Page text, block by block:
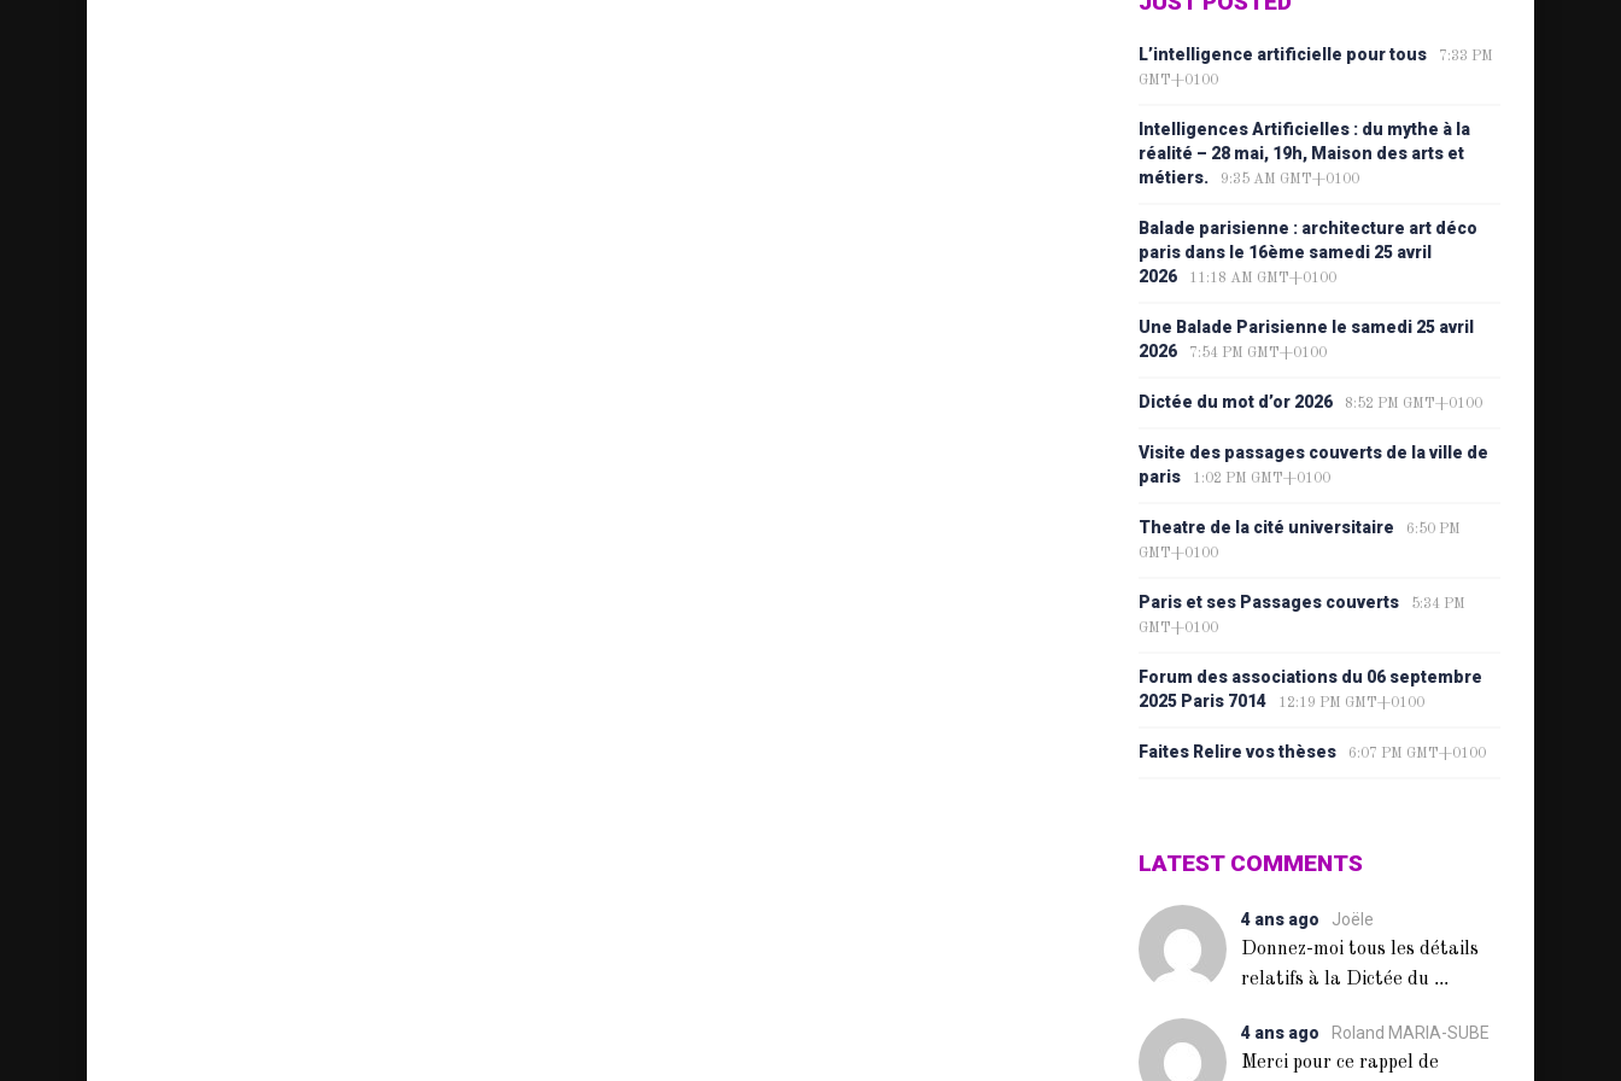
L’intelligence artificielle pour tous
7:33 PM
GMT+0100
Intelligences Artificielles : du mythe à la
réalité – 28 mai, 19h, Maison des arts et
métiers.
9:35 AM GMT+0100
Balade parisienne : architecture art déco
paris dans le 16ème samedi 25 avril
2026
11:18 AM GMT+0100
Une Balade Parisienne le samedi 25 avril
2026
7:54 PM GMT+0100
Dictée du mot d’or 2026 8:52 PM GMT+0100
Visite des passages couverts de la ville de
paris
1:02 PM GMT+0100
Theatre de la cité universitaire
6:50 PM
GMT+0100
Paris et ses Passages couverts
5:34 PM
GMT+0100
Forum des associations du 06 septembre
2025 Paris 7014
12:19 PM GMT+0100
Faites Relire vos thèses 6:07 PM GMT+0100
LATEST COMMENTS
4 ans ago
Joële
Donnez-moi tous les détails
relatifs à la Dictée du ...
4 ans ago
Roland MARIA-SUBE
Merci pour ce rappel de